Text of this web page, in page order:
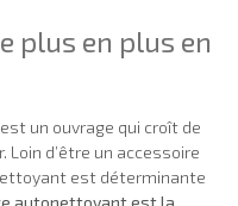
plus en plus en
un ouvrage qui croît de
d’être un accessoire
est déterminante